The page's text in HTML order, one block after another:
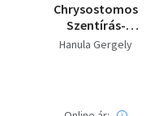
Chrysostomos
Szentírás-
magyarázata
Hanula Gergely